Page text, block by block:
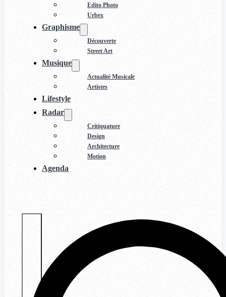
Edito Photo
Urbex
Graphisme
Découverte
Street Art
Musique
Actualité Musicale
Artistes
Lifestyle
Radar
Critiquature
Design
Architecture
Motion
Agenda